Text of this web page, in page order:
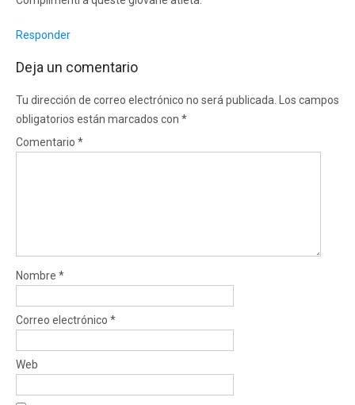
Responder
Deja un comentario
Tu dirección de correo electrónico no será publicada.
Los campos
obligatorios están marcados con *
Comentario *
Nombre *
Correo electrónico *
Web